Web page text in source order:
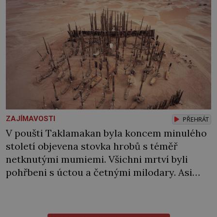
ZAJÍMAVOSTI PŘEHRÁT
V poušti Taklamakan byla koncem minulého
století objevena stovka hrobů s téměř
netknutými mumiemi. Všichni mrtví byli
pohřbeni s úctou a četnými milodary. Asi
draly blonďaté vlásky. Fakt, že jsou těla